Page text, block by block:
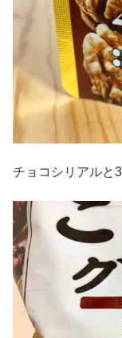
チョコシリアルと